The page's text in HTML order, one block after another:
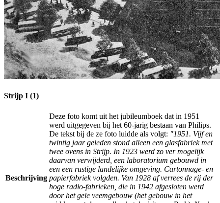
Strijp I (1)
Beschrijving
Deze foto komt uit het jubileumboek dat in 1951
werd uitgegeven bij het 60-jarig bestaan van Philips.
De tekst bij de ze foto luidde als volgt: "1951. Vijf en
twintig jaar geleden stond alleen een glasfabriek met
twee ovens in Strijp. In 1923 werd zo ver mogelijk
daarvan verwijderd, een laboratorium gebouwd in
een een rustige landelijke omgeving. Cartonnage- en
papierfabriek volgden. Van 1928 af verrees de rij der
hoge radio-fabrieken, die in 1942 afgesloten werd
door het gele veemgebouw (het gebouw in het